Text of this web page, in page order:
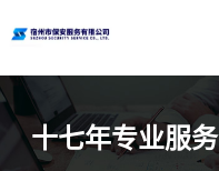
十七年专业服务